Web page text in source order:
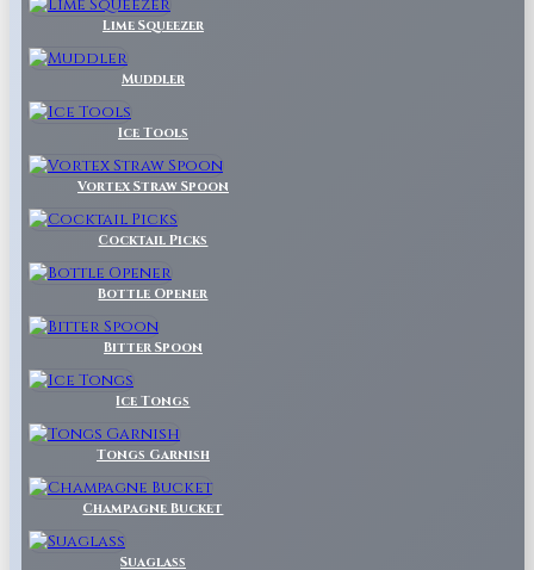
Lime Squeezer
Muddler
Ice Tools
Vortex Straw Spoon
Cocktail Picks
Bottle Opener
Bitter Spoon
Ice Tongs
Tongs Garnish
Champagne Bucket
Suaglass